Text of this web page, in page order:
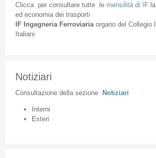
Cliccaper consultare tuttele mensilità di IFla
ed economia dei trasporti
IF Ingegneria Ferroviaria organodel Collegio
Italiani
Notiziari
Consultazione della sezione Notiziari
Interni
Esteri